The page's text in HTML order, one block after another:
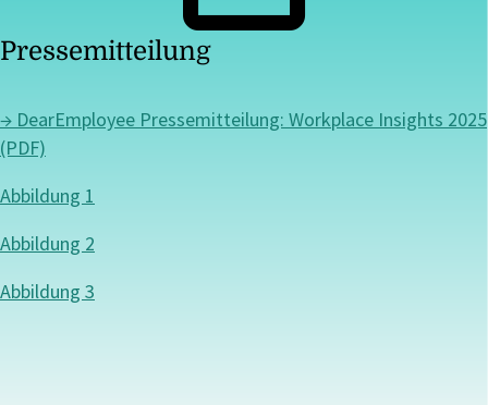
Pressemitteilung
→ DearEmployee Pressemitteilung: Workplace Insights 2025
(PDF)
Abbildung 1
Abbildung 2
Abbildung 3